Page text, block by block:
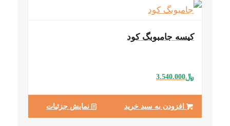
کیسه جامبوبگ کود
﷼3.540.000
افزودن به سبد خرید نمایش جزئیات